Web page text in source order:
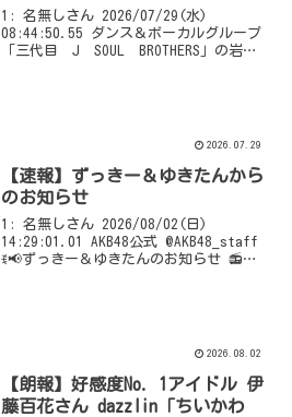
1: 名無しさん 2026/07/29(水)
08:44:50.55 ダンス＆ボーカルグループ
「三代目 J SOUL BROTHERS」の岩田
2026.07.29
【速報】ずっきー＆ゆきたんから
のお知らせ
1: 名無しさん 2026/08/02(日)
14:29:01.01 AKB48公式 @AKB48_staff
ꉂ📢ずっきー＆ゆきたんのお知らせ 📻
2026.08.02
【朗報】好感度No. 1アイドル 伊
藤百花さん dazzlin「ちいかわ